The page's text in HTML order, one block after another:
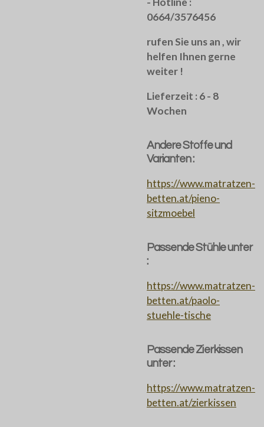
0664/3576456
rufen Sie uns an , wir
helfen Ihnen gerne
weiter !
Lieferzeit : 6 - 8
Wochen
Andere Stoffe und
Varianten :
https://www.matratzen-
betten.at/pieno-
sitzmoebel
Passende Stühle unter
:
https://www.matratzen-
betten.at/paolo-
stuehle-tische
Passende Zierkissen
unter :
https://www.matratzen-
betten.at/zierkissen